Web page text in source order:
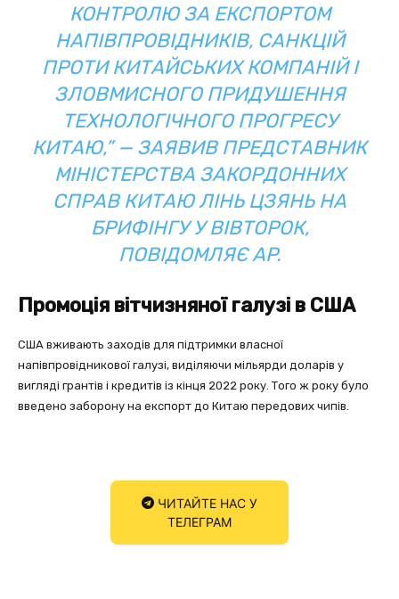
КОНТРОЛЮ ЗА ЕКСПОРТОМ
НАПІВПРОВІДНИКІВ, САНКЦІЙ
ПРОТИ КИТАЙСЬКИХ КОМПАНІЙ І
ЗЛОВМИСНОГО ПРИДУШЕННЯ
ТЕХНОЛОГІЧНОГО ПРОГРЕСУ
КИТАЮ,” — ЗАЯВИВ ПРЕДСТАВНИК
МІНІСТЕРСТВА ЗАКОРДОННИХ
СПРАВ КИТАЮ ЛІНЬ ЦЗЯНЬ НА
БРИФІНГУ У ВІВТОРОК,
ПОВІДОМЛЯЄ AP.
Промоція вітчизняної галузі в США
США вживають заходів для підтримки власної
напівпровідникової галузі, виділяючи мільярди доларів у
вигляді грантів і кредитів із кінця 2022 року. Того ж року було
введено заборону на експорт до Китаю передових чипів.
ЧИТАЙТЕ НАС У
ТЕЛЕГРАМ